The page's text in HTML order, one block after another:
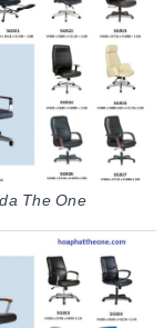
The One